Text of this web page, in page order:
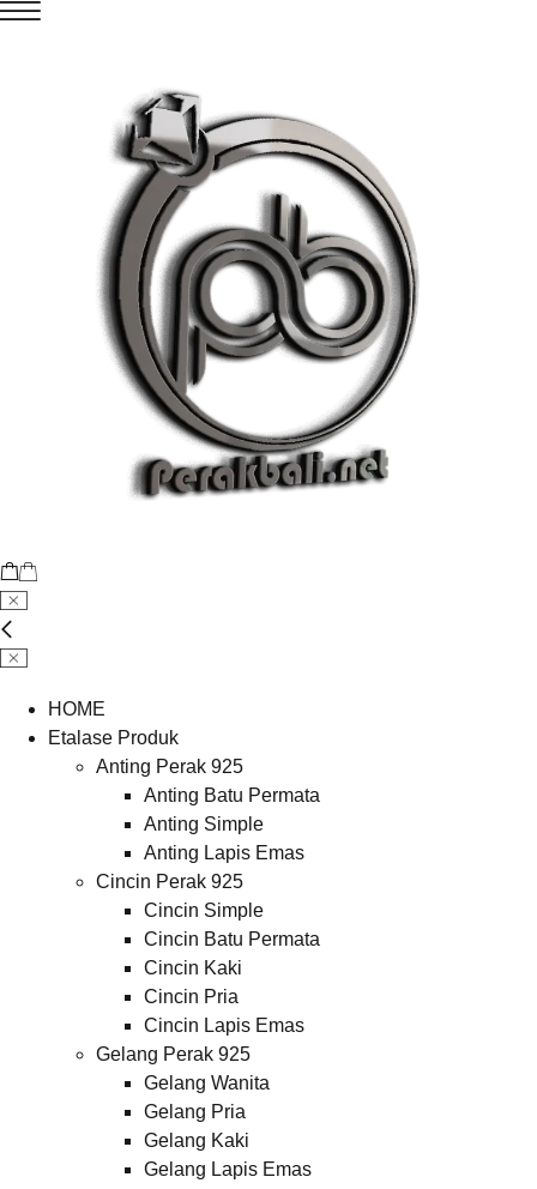
HOME
Etalase Produk
Anting Perak 925
Anting Batu Permata
Anting Simple
Anting Lapis Emas
Cincin Perak 925
Cincin Simple
Cincin Batu Permata
Cincin Kaki
Cincin Pria
Cincin Lapis Emas
Gelang Perak 925
Gelang Wanita
Gelang Pria
Gelang Kaki
Gelang Lapis Emas